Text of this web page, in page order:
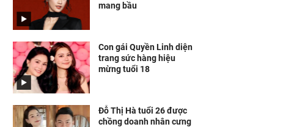
mang bầu
Con gái Quyền Linh diện
trang sức hàng hiệu
mừng tuổi 18
Đỗ Thị Hà tuổi 26 được
chồng doanh nhân cưng